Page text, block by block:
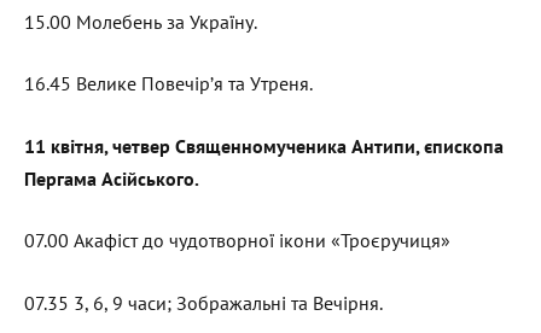
15.00 Молебень за Україну.
16.45 Велике Повечір’я та Утреня.
11 квітня, четвер Священномученика Антипи, єпископа
Пергама Асійського.
07.00 Акафіст до чудотворної ікони «Троєручиця»
07.35 3, 6, 9 часи; Зображальні та Вечірня.